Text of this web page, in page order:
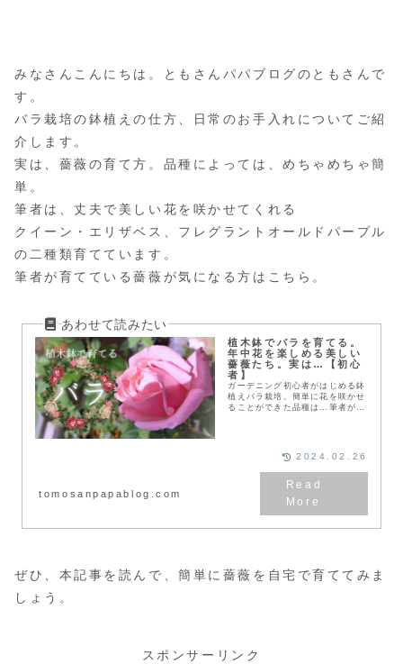
みなさんこんにちは。ともさんパパブログのともさんで
す。
バラ栽培の鉢植えの仕方、日常のお手入れについてご紹
介します。
実は、薔薇の育て方。品種によっては、めちゃめちゃ簡
単。
筆者は、丈夫で美しい花を咲かせてくれる
クイーン・エリザベス、フレグラントオールドパープル
の二種類育てています。
筆者が育てている薔薇が気になる方はこちら。
植木鉢でバラを育てる。
年中花を楽しめる美しい
薔薇たち。実は…【初心
者】
ガーデニング初心者がはじめる鉢
植えバラ栽培。簡単に花を咲かせ
ることができた品種は…筆者が、
入できます。売り切れる前にぜひ
購入を。
tomosanpapablog.com
2024.02.26
ぜひ、本記事を読んで、簡単に薔薇を自宅で育ててみま
しょう。
スポンサーリンク